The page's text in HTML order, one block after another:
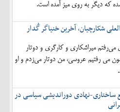
که دیگر به روی میز آمده است.
شکارچیان، آخرین خنیاگر گُدار
می‌رفتم میراشکاری و کارگری و دوتار
می رفتیم عروسی، من دوتار می‌زدم و او
ساختاری-نهادی دوراندیشی سیاسی در